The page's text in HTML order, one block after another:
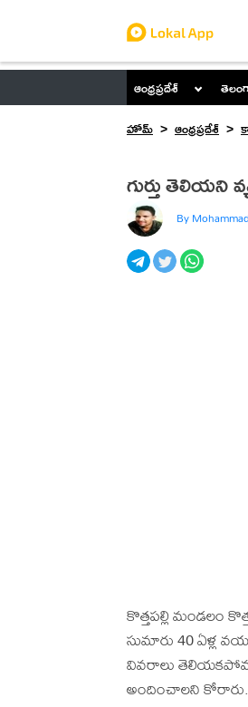
ఆంధ్రప్రదేశ్
హోమ్
ఆంధ్రప్రదేశ్
గుర్తు తెలియని
By
కొత్తపల్లి మండలం
సుమారు 40 ఏళ్ల
వివరాలు
అందించాలని కోరారు.